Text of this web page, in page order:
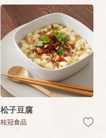
松子豆腐
桂冠食品